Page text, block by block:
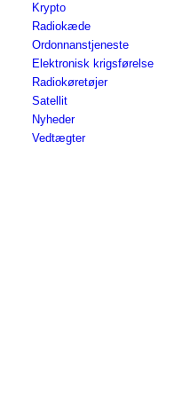
Krypto
Radiokæde
Ordonnanstjeneste
Elektronisk krigsførelse
Radiokøretøjer
Satellit
Nyheder
Vedtægter